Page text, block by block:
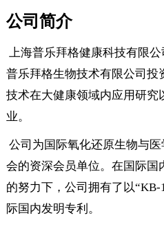
公司简介
上海普乐拜格健康科技有限
普乐拜格生物技术有限公司投
技术在大健康领域内应用研究
业。
公司为国际氧化还原生物与
会的资深会员单位。在国际国
的努力下，公司拥有了以“KB-
际国内发明专利。